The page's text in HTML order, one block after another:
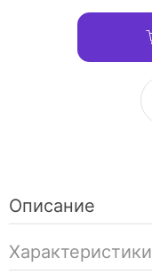
Описание
Характеристики